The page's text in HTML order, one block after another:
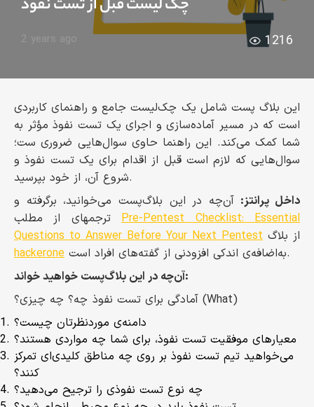
چک لیست قبل از تست نفوذ
2 years ago 1216
این بلاگ پست شامل یک چک‌لیست جامع و راهنمای کاربردی
است که در مسیر آماده‌سازی و اجرای یک تست نفوذ مؤثر به
شما کمک می‌کند. این راهنما حاوی سوال‌هایی ضروری ست؛
سوال‌هایی که لازم است قبل از اقدام برای یک تست نفوذ و
شروع آن، از خود بپرسید.
داخل پرانتز: آن‌چه در این بلاگ‌پست می‌خوانید، برگرفته و
ترجمه‍ای از مطلبPre-Pentest Checklist: Essential
Questions to Answer Before Your Next Pentest از بلاگ
hackerone
به‌اضافه‌ی اندکی افزودنی از گفته‌های افراد است.
آن‌چه در این بلاگ‌پست خواهید خواند:
آمادگی برای تست نفوذ چه؟ چه چیزی؟ (What)
می‌خواهید تیم تست نفوذ بر روی چه مناطق کلیدی‌ای تمرکز